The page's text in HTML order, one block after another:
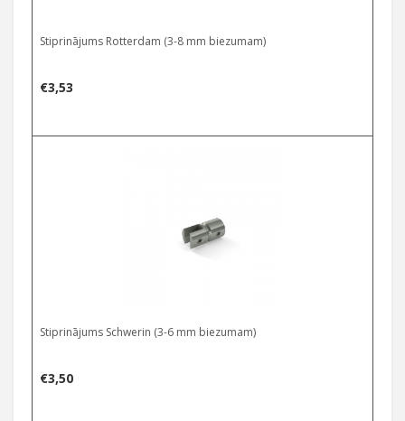
Stiprinājums Rotterdam (3-8 mm biezumam)
€3,53
Stiprinājums Schwerin (3-6 mm biezumam)
€3,50